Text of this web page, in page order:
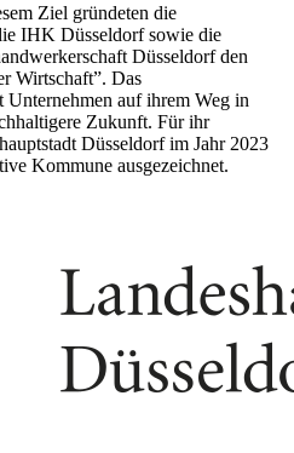
Ziel gründeten die
IHK Düsseldorf sowie die
Düsseldorf den
Wirtschaft”. Das
auf ihrem Weg in
Zukunft. Für ihr
Düsseldorf im Jahr 2023
Kommune ausgezeichnet.